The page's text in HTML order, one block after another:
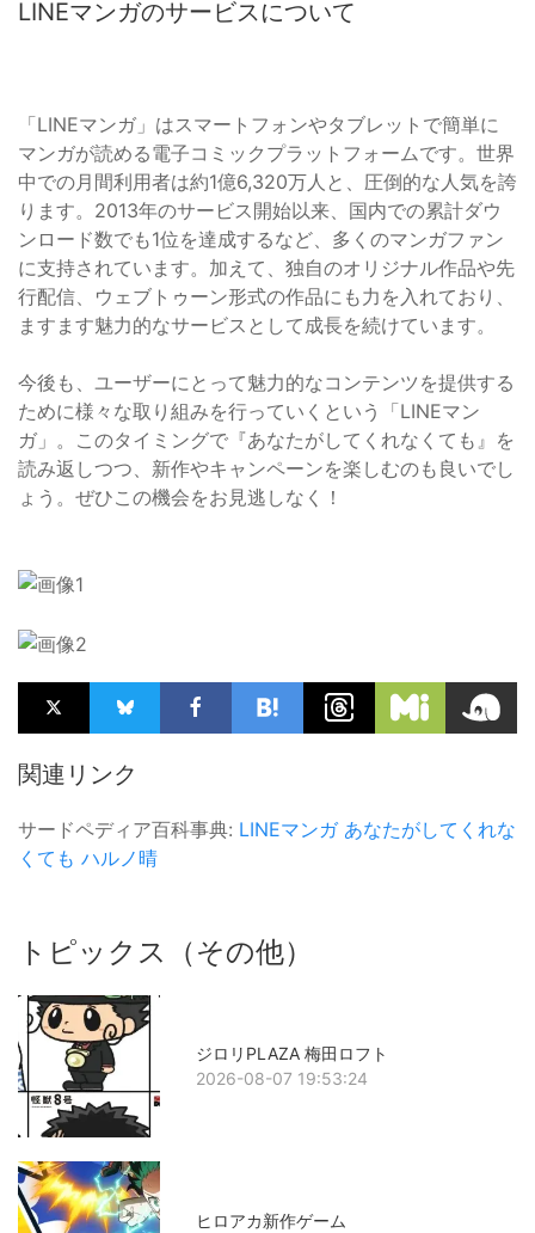
LINEマンガのサービスについて
「LINEマンガ」はスマートフォンやタブレットで簡単に
マンガが読める電子コミックプラットフォームです。世界
中での月間利用者は約1億6,320万人と、圧倒的な人気を誇
ります。2013年のサービス開始以来、国内での累計ダウ
ンロード数でも1位を達成するなど、多くのマンガファン
に支持されています。加えて、独自のオリジナル作品や先
行配信、ウェブトゥーン形式の作品にも力を入れており、
ますます魅力的なサービスとして成長を続けています。
今後も、ユーザーにとって魅力的なコンテンツを提供する
ために様々な取り組みを行っていくという「LINEマン
ガ」。このタイミングで『あなたがしてくれなくても』を
読み返しつつ、新作やキャンペーンを楽しむのも良いでし
ょう。ぜひこの機会をお見逃しなく！
関連リンク
サードペディア百科事典: LINEマンガ あなたがしてくれな
くても ハルノ晴
トピックス（その他）
ジロリPLAZA 梅田ロフト
2026-08-07 19:53:24
ヒロアカ新作ゲーム